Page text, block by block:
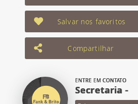
Salvar nos favoritos
Compartilhar
ENTRE EM CONTATO
Secretaria -